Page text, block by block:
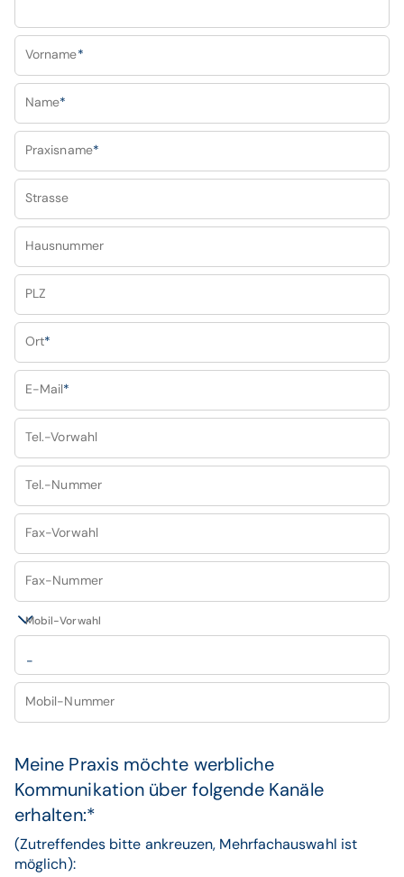
Vorname*
Name*
Praxisname*
Strasse
Hausnummer
PLZ
Ort*
E-Mail*
Tel.-Vorwahl
Tel.-Nummer
Fax-Vorwahl
Fax-Nummer
Mobil-Vorwahl
-
Mobil-Nummer
Meine Praxis möchte werbliche
Kommunikation über folgende Kanäle
erhalten:*
(Zutreffendes bitte ankreuzen, Mehrfachauswahl ist
möglich):